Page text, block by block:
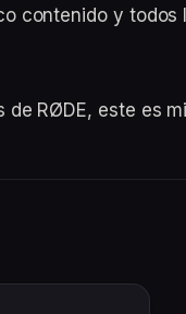
contenido y
de RØDE, este es mi